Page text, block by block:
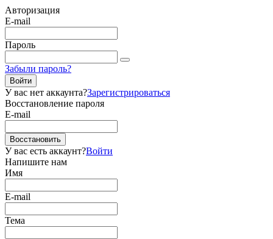
Авторизация
E-mail
Пароль
Забыли пароль?
Войти
У вас нет аккаунта?Зарегистрироваться
Восстановление пароля
E-mail
Восстановить
У вас есть аккаунт?Войти
Напишите нам
Имя
E-mail
Тема